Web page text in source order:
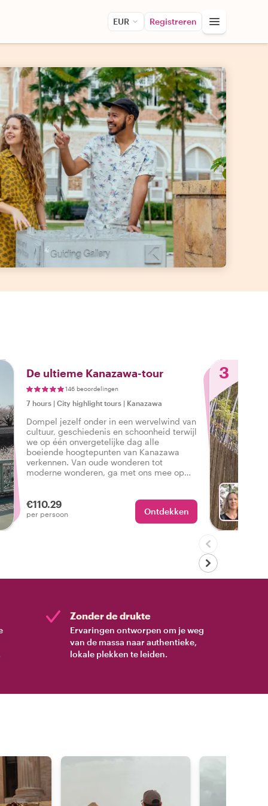
EUR Registreren
De ultieme Kanazawa-tour
146 beoordelingen
7 hours | City highlight tours | Kanazawa
Dompel jezelf onder in een wervelwind van
cultuur, geschiedenis en schoonheid terwijl
we op één onvergetelijke dag alle
boeiende hoogtepunten van Kanazawa
verkennen. Van oude wonderen tot
moderne wonderen, ga met ons mee op
€110.29
per persoon Ontdekken
3
Zonder de drukte
Ervaringen ontworpen om je weg
van de massa naar authentieke,
lokale plekken te leiden.